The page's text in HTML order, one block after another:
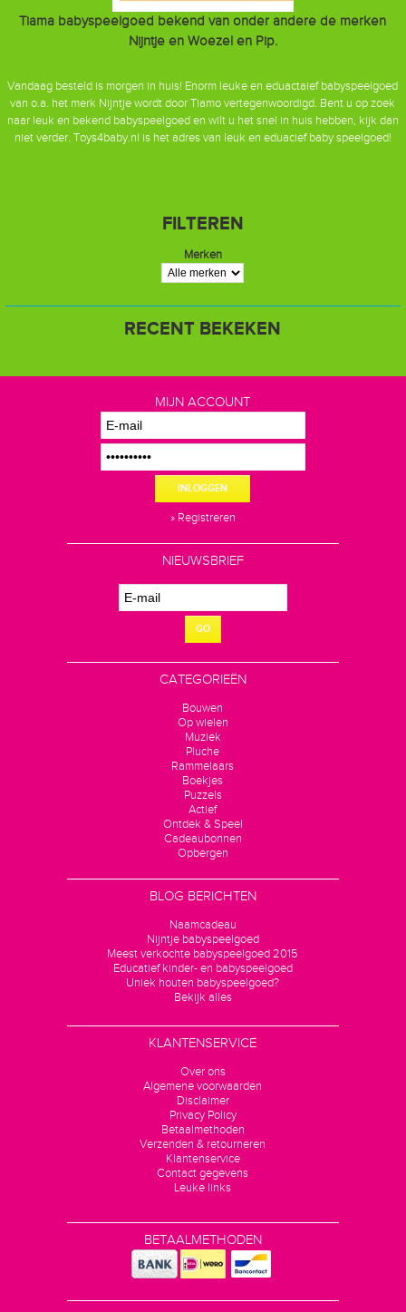
Tiama babyspeelgoed bekend van onder andere de merken
Nijntje en Woezel en Pip.
Vandaag besteld is morgen in huis! Enorm leuke en eduactaief babyspeelgoed
van o.a. het merk Nijntje wordt door Tiamo vertegenwoordigd. Bent u op zoek
naar leuk en bekend babyspeelgoed en wilt u het snel in huis hebben, kijk dan
niet verder. Toys4baby.nl is het adres van leuk en eduacief baby speelgoed!
FILTEREN
Merken
RECENT BEKEKEN
MIJN ACCOUNT
INLOGGEN
» Registreren
NIEUWSBRIEF
GO
CATEGORIEËN
Bouwen
Op wielen
Muziek
Pluche
Rammelaars
Boekjes
Puzzels
Actief
Ontdek & Speel
Cadeaubonnen
Opbergen
BLOG BERICHTEN
Naamcadeau
Nijntje babyspeelgoed
Meest verkochte babyspeelgoed 2015
Educatief kinder- en babyspeelgoed
Uniek houten babyspeelgoed?
Bekijk alles
KLANTENSERVICE
Over ons
Algemene voorwaarden
Disclaimer
Privacy Policy
Betaalmethoden
Verzenden & retourneren
Klantenservice
Contact gegevens
Leuke links
BETAALMETHODEN